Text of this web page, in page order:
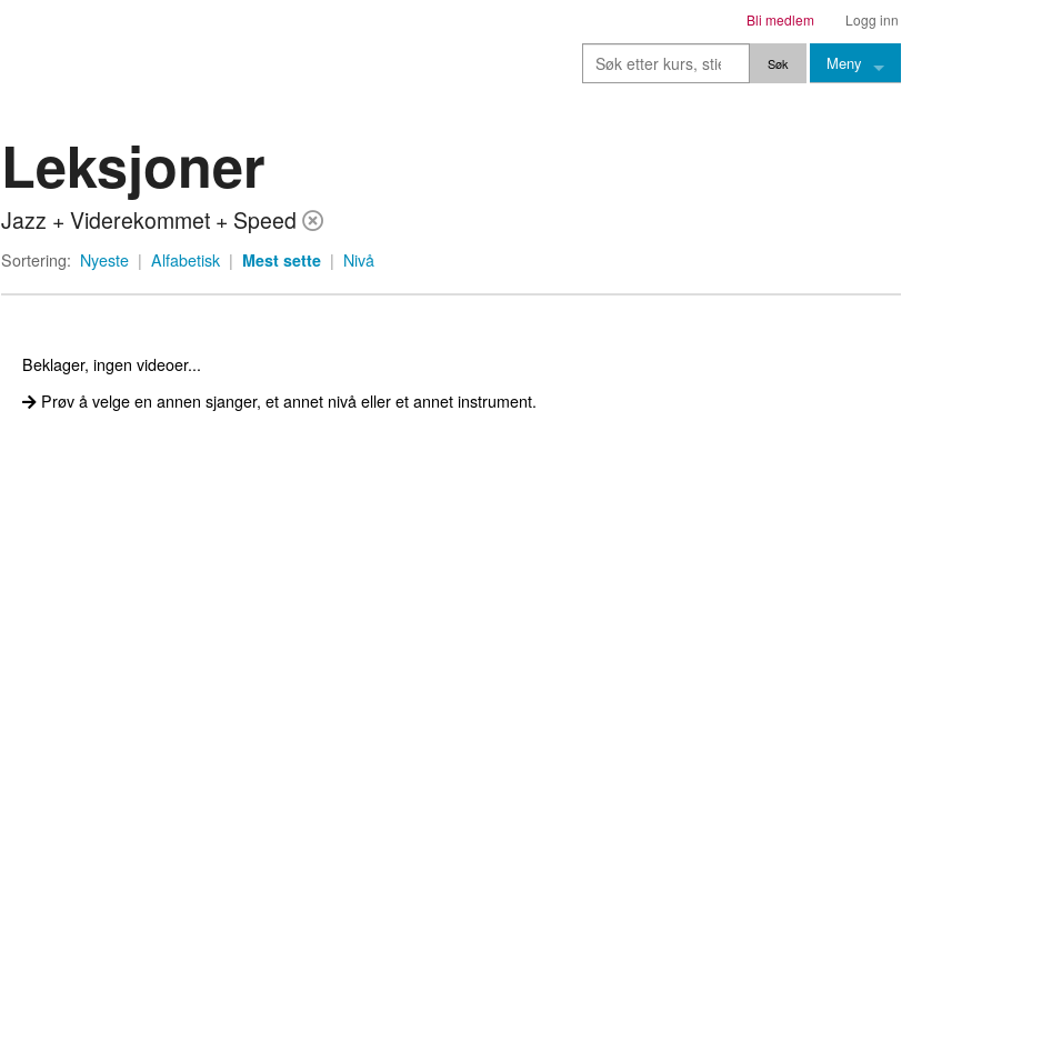
Logg inn
Bli medlem
Meny
Stemming
Leksjoner
Jazz + Viderekommet + Speed
Sortering: Nyeste | Alfabetisk | Mest sette | Nivå
Beklager, ingen videoer...
Prøv å velge en annen sjanger, et annet nivå eller et annet instrument.